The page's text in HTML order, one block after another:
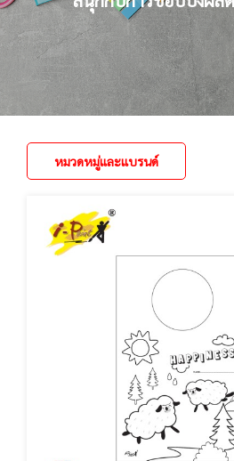
หมวดหมู่และแบรนด์